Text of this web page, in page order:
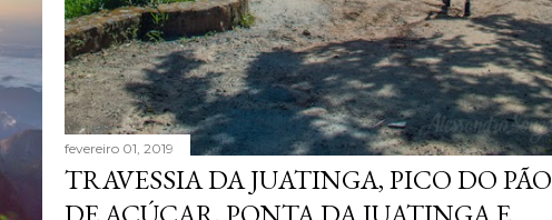
fevereiro 01, 2019
TRAVESSIA DA JUATINGA, PICO DO PÃO